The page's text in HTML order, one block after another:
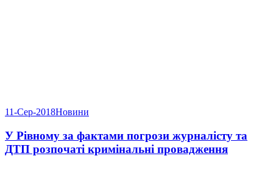
11-Сер-2018Новини
У Рівному за фактами погрози журналісту та
ДТП розпочаті кримінальні провадження